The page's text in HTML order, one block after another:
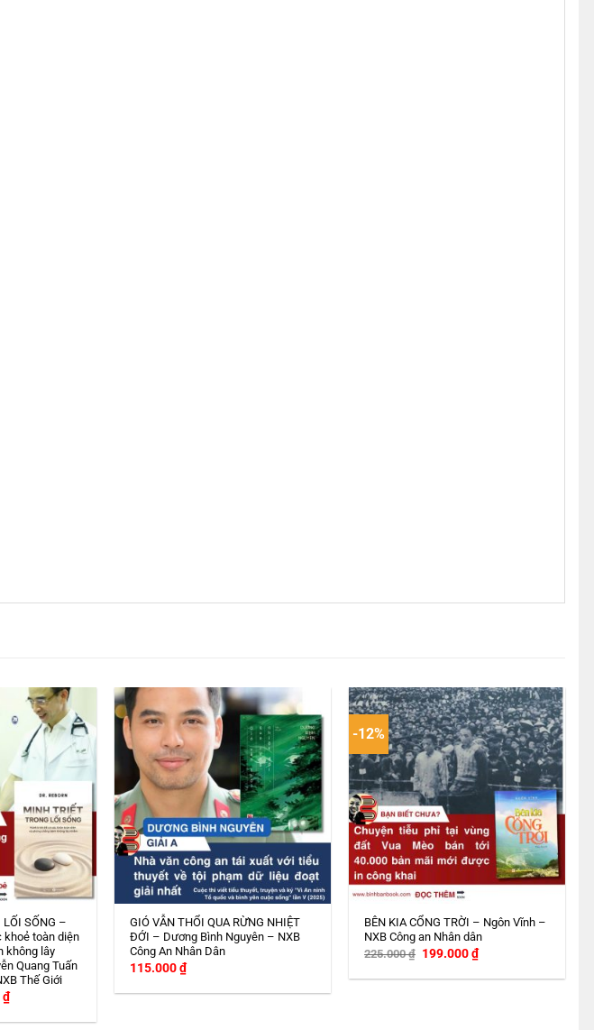
LỐI SỐNG –
khoẻ toàn diện
không lây
Quang Tuấn
Thế Giới
₫Giá
hiện
tại
GIÓ VẪN THỔI QUA RỪNG NHIỆT
ĐỚI – Dương Bình Nguyên – NXB
Công An Nhân Dân
115.000₫
-12%
BÊN KIA CỔNG TRỜI – Ngôn Vĩnh –
NXB Công an Nhân dân
225.000₫ Giá
là:
199.000₫Giá
hiện
tại